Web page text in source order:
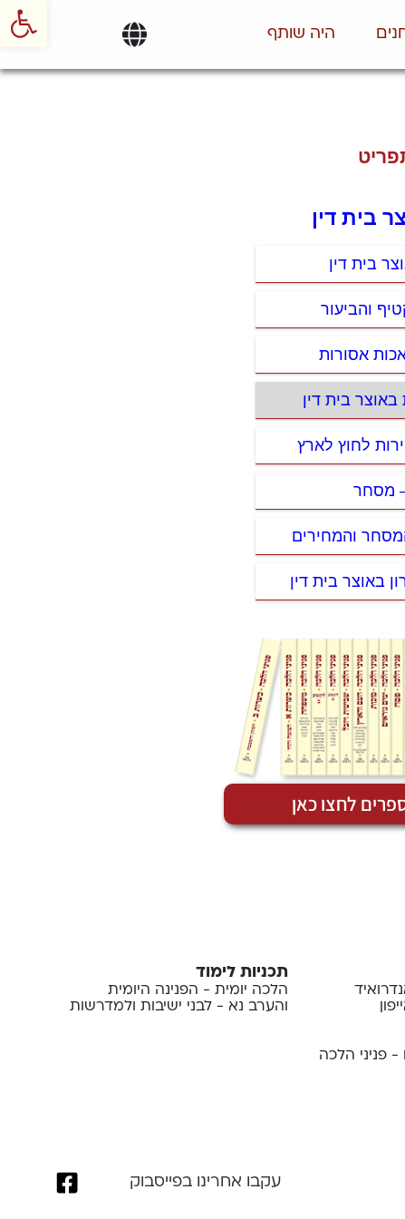
היה שותף
בית דין
בית דין
והביעור
אסורות
באוצר בית דין
לחוץ לארץ
מסחר
והמחירים
באוצר בית דין
לחצו כאן
פניני הלכה
תכניות לימוד
הלכה יומית - הפנינה היומית
והערב נא - לבני ישיבות ולמדרשות
עקבו אחרינו בפייסבוק
פתח